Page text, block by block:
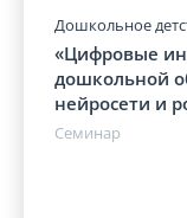
Дошкольное
«Цифровые
дошкольной
нейросети и
Семинар